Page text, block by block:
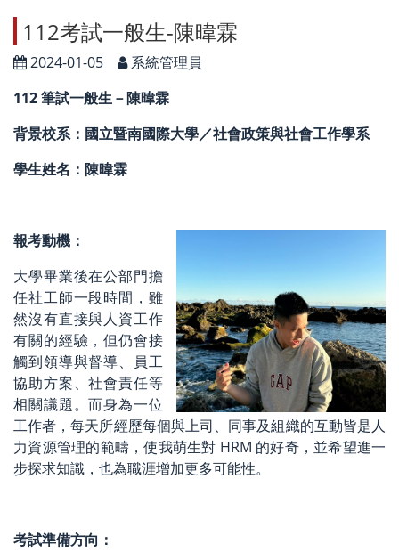
112考試一般生-陳暐霖
2024-01-05
系統管理員
112 筆試一般生－陳暐霖
背景校系：國立暨南國際大學／社會政策與社會工作學系
學生姓名：陳暐霖
報考動機：
大學畢業後在公部門擔
任社工師一段時間，雖
然沒有直接與人資工作
有關的經驗，但仍會接
觸到領導與督導、員工
協助方案、社會責任等
相關議題。而身為一位
工作者，每天所經歷每個與上司、同事及組織的互動皆是人
力資源管理的範疇，使我萌生對 HRM 的好奇，並希望進一
步探求知識，也為職涯增加更多可能性。
考試準備方向：